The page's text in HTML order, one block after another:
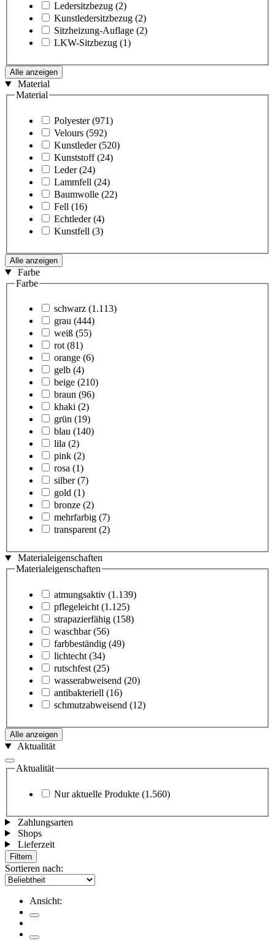
Ledersitzbezug (2)
Kunstledersitzbezug (2)
Sitzheizung-Auflage (2)
LKW-Sitzbezug (1)
Alle anzeigen
Material
Material
Polyester (971)
Velours (592)
Kunstleder (520)
Kunststoff (24)
Leder (24)
Lammfell (24)
Baumwolle (22)
Fell (16)
Echtleder (4)
Kunstfell (3)
Alle anzeigen
Farbe
Farbe
schwarz (1.113)
grau (444)
weiß (55)
rot (81)
orange (6)
gelb (4)
beige (210)
braun (96)
khaki (2)
grün (19)
blau (140)
lila (2)
pink (2)
rosa (1)
silber (7)
gold (1)
bronze (2)
mehrfarbig (7)
transparent (2)
Materialeigenschaften
Materialeigenschaften
atmungsaktiv (1.139)
pflegeleicht (1.125)
strapazierfähig (158)
waschbar (56)
farbbeständig (49)
lichtecht (34)
rutschfest (25)
wasserabweisend (20)
antibakteriell (16)
schmutzabweisend (12)
Alle anzeigen
Aktualität
Aktualität
Nur aktuelle Produkte (1.560)
Zahlungsarten
Shops
Lieferzeit
Filtern
Sortieren nach:
Ansicht: